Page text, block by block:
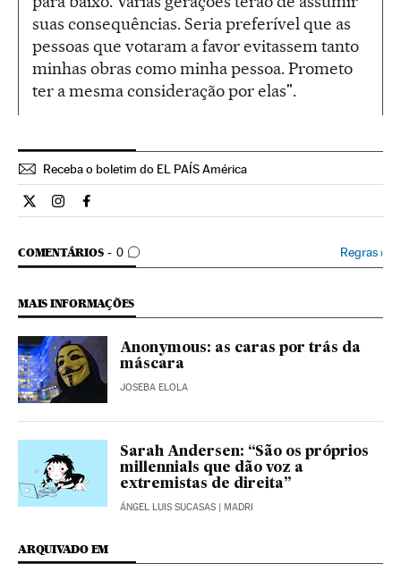
suas consequências. Seria preferível que as
pessoas que votaram a favor evitassem tanto
minhas obras como minha pessoa. Prometo
ter a mesma consideração por elas".
Receba o boletim do EL PAÍS América
Cultura El País Brasil en Twitter
Cultura El País Brasil en Instagram
Cultura El País Brasil en Facebook
COMENTÁRIOS 0
COMENTÁRIOS Regras›
MAIS INFORMAÇÕES
Anonymous: as caras por trás da
máscara
JOSEBA ELOLA
Sarah Andersen: “São os próprios
millennials que dão voz a
extremistas de direita”
ÁNGEL LUIS SUCASAS | MADRI
ARQUIVADO EM